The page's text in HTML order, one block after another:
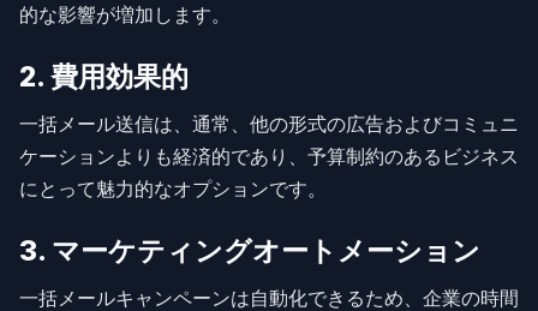
的な影響が増加します。
2. 費用効果的
一括メール送信は、通常、他の形式の広告およびコミュニ
ケーションよりも経済的であり、予算制約のあるビジネス
にとって魅力的なオプションです。
3. マーケティングオートメーション
一括メールキャンペーンは自動化できるため、企業の時間